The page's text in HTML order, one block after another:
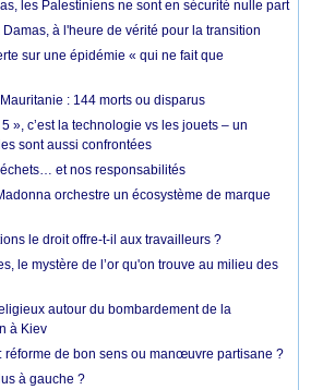
les Palestiniens ne sont en sécurité nulle part
à l'heure de vérité pour la transition
sur une épidémie « qui ne fait que
: 144 morts ou disparus
», c’est la technologie vs les jouets – un
sont aussi confrontées
et nos responsabilités
orchestre un écosystème de marque
le droit offre-t-il aux travailleurs ?
le mystère de l’or qu'on trouve au milieu des
autour du bombardement de la
à Kiev
réforme de bon sens ou manœuvre partisane ?
à gauche ?